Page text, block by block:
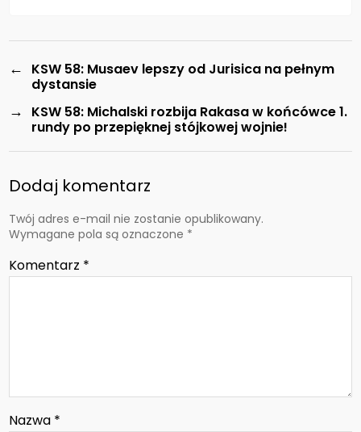
←
KSW 58: Musaev lepszy od Jurisica na pełnym
dystansie
→
KSW 58: Michalski rozbija Rakasa w końcówce 1.
rundy po przepięknej stójkowej wojnie!
Dodaj komentarz
Twój adres e-mail nie zostanie opublikowany.
Wymagane pola są oznaczone *
Komentarz *
Nazwa *